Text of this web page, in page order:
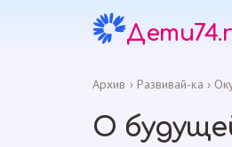
Архив › Развивай-ка ›
О